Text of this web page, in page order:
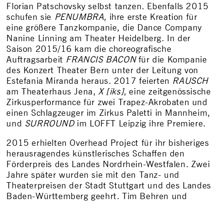
Florian Patschovsky selbst tanzen. Ebenfalls 2015
schufen sie PENUMBRA, ihre erste Kreation für
eine größere Tanzkompanie, die Dance Company
Nanine Linning am Theater Heidelberg. In der
Saison 2015/16 kam die choreografische
Auftragsarbeit FRANCIS BACONfür die Kompanie
des Konzert Theater Bern unter der Leitung von
Estefania Miranda heraus. 2017 feierten RAUSCH
am Theaterhaus Jena,X [iks], eine zeitgenössische
Zirkusperformance für zwei Trapez-Akrobaten und
einen Schlagzeuger im Zirkus Paletti in Mannheim,
und SURROUNDim LOFFT Leipzig ihre Premiere.
2015 erhielten Overhead Project für ihr bisheriges
herausragendes künstlerisches Schaffen den
Förderpreis des Landes Nordrhein-Westfalen. Zwei
Jahre später wurden sie mit den Tanz- und
Theaterpreisen der Stadt Stuttgart und des Landes
Baden-Württemberg geehrt. Tim Behren und